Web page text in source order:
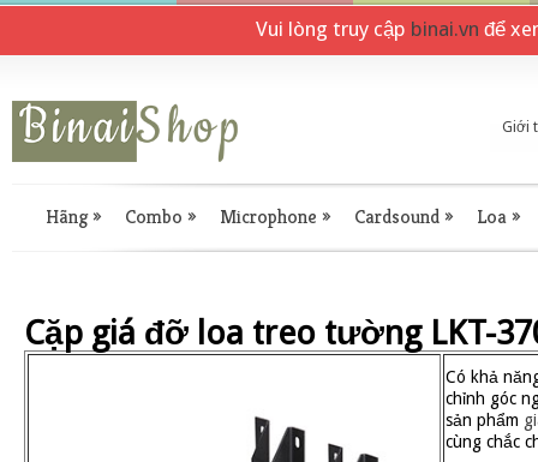
Vui lòng truy cập binai.vn để
Giới
Hãng» Combo » Microphone » Cardsound» Loa»
Cặp giá đỡ loa treo tường LKT-
Có khả
chỉnh góc
sản phẩm
cùng chắc